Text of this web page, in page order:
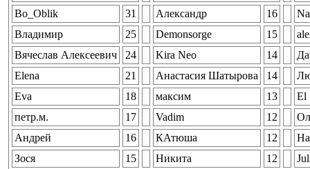
Bo_Oblik
31 Александр 16
Владимир
25 Demonsorge 15
Вячеслав Алексеевич
24 Kira Neo 14
Elena
21 Анастасия Шатырова 14
Eva
18 максим 13
El
петр.м.
17 Vadim 12
Андрей
16 КАтюша 12
Зося
15 Никита 12